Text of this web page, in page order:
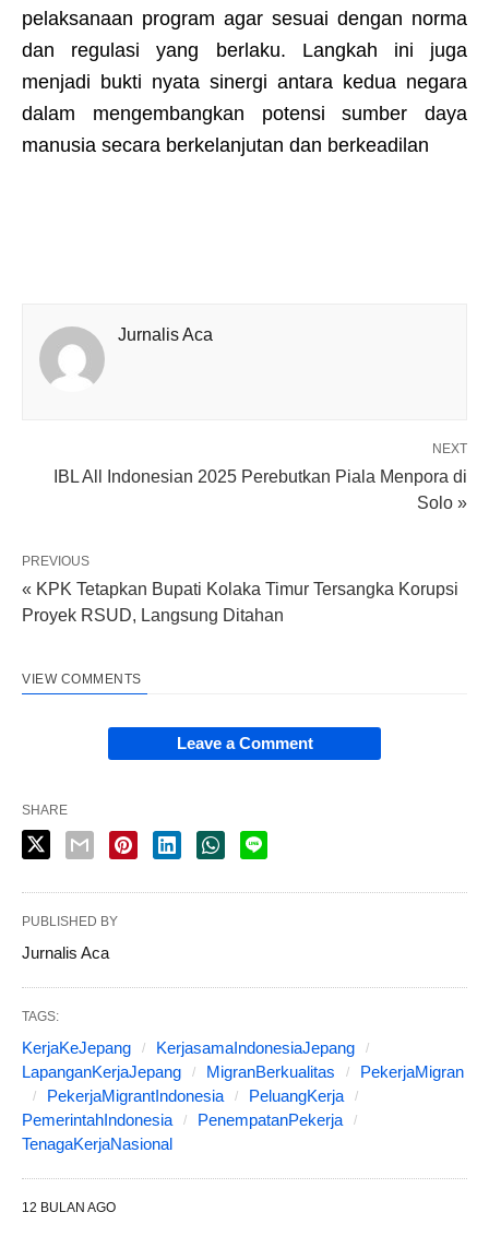
pelaksanaan program agar sesuai dengan norma
dan regulasi yang berlaku. Langkah ini juga
menjadi bukti nyata sinergi antara kedua negara
dalam mengembangkan potensi sumber daya
manusia secara berkelanjutan dan berkeadilan
Jurnalis Aca
NEXT
IBL All Indonesian 2025 Perebutkan Piala Menpora di
Solo »
PREVIOUS
« KPK Tetapkan Bupati Kolaka Timur Tersangka Korupsi
Proyek RSUD, Langsung Ditahan
VIEW COMMENTS
Leave a Comment
SHARE
PUBLISHED BY
Jurnalis Aca
TAGS:
KerjaKeJepang
KerjasamaIndonesiaJepang
LapanganKerjaJepang
MigranBerkualitas
PekerjaMigran
PekerjaMigrantIndonesia
PeluangKerja
PemerintahIndonesia
PenempatanPekerja
TenagaKerjaNasional
12 BULAN AGO